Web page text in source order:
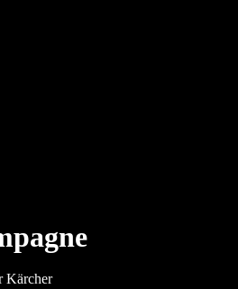
Kärcher